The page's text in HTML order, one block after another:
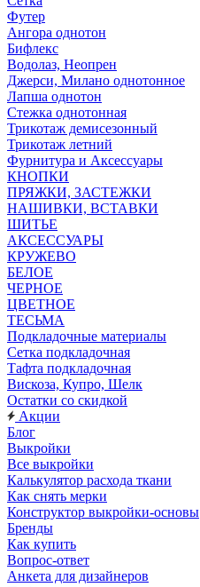
Футер
Ангора однотон
Бифлекс
Водолаз, Неопрен
Джерси, Милано однотонное
Лапша однотон
Стежка однотонная
Трикотаж демисезонный
Трикотаж летний
Фурнитура и Аксессуары
КНОПКИ
ПРЯЖКИ, ЗАСТЕЖКИ
НАШИВКИ, ВСТАВКИ
ШИТЬЕ
АКСЕССУАРЫ
КРУЖЕВО
БЕЛОЕ
ЧЕРНОЕ
ЦВЕТНОЕ
ТЕСЬМА
Подкладочные материалы
Сетка подкладочная
Тафта подкладочная
Вискоза, Купро, Шелк
Остатки со скидкой
Акции
Блог
Выкройки
Все выкройки
Калькулятор расхода ткани
Как снять мерки
Конструктор выкройки-основы
Бренды
Как купить
Вопрос-ответ
Анкета для дизайнеров